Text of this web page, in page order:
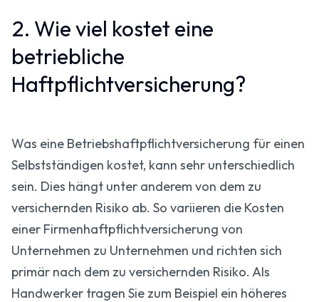
2. Wie viel kostet eine
betriebliche
Haftpflichtversicherung?
Was eine Betriebshaftpflicht­versicherung für einen
Selbstständigen kostet, kann sehr unterschiedlich
sein. Dies hängt unter anderem von dem zu
versichernden Risiko ab. So variieren die Kosten
einer Firmenhaftpflicht­versicherung von
Unternehmen zu Unternehmen und richten sich
primär nach dem zu versichernden Risiko. Als
Handwerker tragen Sie zum Beispiel ein höheres